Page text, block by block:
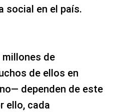
social en el país.
millones de
de ellos en
dependen de este
ello, cada